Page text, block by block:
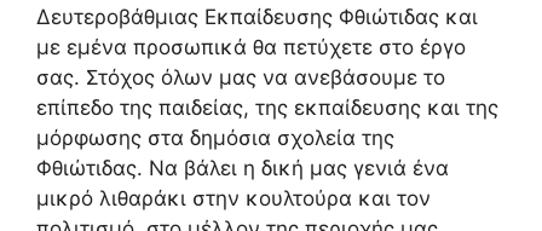
Δευτεροβάθμιας Εκπαίδευσης Φθιώτιδας και
με εμένα προσωπικά θα πετύχετε στο έργο
σας. Στόχος όλων μας να ανεβάσουμε το
επίπεδο της παιδείας, της εκπαίδευσης και της
μόρφωσης στα δημόσια σχολεία της
Φθιώτιδας. Να βάλει η δική μας γενιά ένα
μικρό λιθαράκι στην κουλτούρα και τον